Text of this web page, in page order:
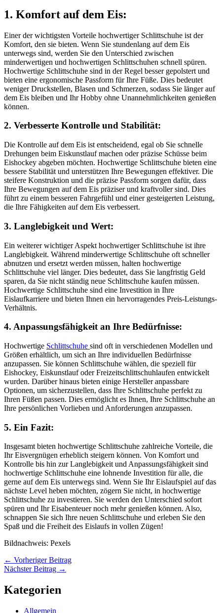
1. Komfort auf dem Eis:
Einer der wichtigsten Vorteile hochwertiger Schlittschuhe ist der
Komfort, den sie bieten. Wenn Sie stundenlang auf dem Eis
unterwegs sind, werden Sie den Unterschied zwischen
minderwertigen und hochwertigen Schlittschuhen schnell spüren.
Hochwertige Schlittschuhe sind in der Regel besser gepolstert und
bieten eine ergonomische Passform für Ihre Füße. Dies bedeutet
weniger Druckstellen, Blasen und Schmerzen, sodass Sie länger auf
dem Eis bleiben und Ihr Hobby ohne Unannehmlichkeiten genießen
können.
2. Verbesserte Kontrolle und Stabilität:
Die Kontrolle auf dem Eis ist entscheidend, egal ob Sie schnelle
Drehungen beim Eiskunstlauf machen oder präzise Schüsse beim
Eishockey abgeben möchten. Hochwertige Schlittschuhe bieten eine
bessere Stabilität und unterstützen Ihre Bewegungen effektiver. Die
steifere Konstruktion und die präzise Passform sorgen dafür, dass
Ihre Bewegungen auf dem Eis präziser und kraftvoller sind. Dies
führt zu einem besseren Fahrgefühl und einer gesteigerten Leistung,
die Ihre Fähigkeiten auf dem Eis verbessert.
3. Langlebigkeit und Wert:
Ein weiterer wichtiger Aspekt hochwertiger Schlittschuhe ist ihre
Langlebigkeit. Während minderwertige Schlittschuhe oft schneller
abnutzen und ersetzt werden müssen, halten hochwertige
Schlittschuhe viel länger. Dies bedeutet, dass Sie langfristig Geld
sparen, da Sie nicht ständig neue Schlittschuhe kaufen müssen.
Hochwertige Schlittschuhe sind eine Investition in Ihre
Eislaufkarriere und bieten Ihnen ein hervorragendes Preis-Leistungs-
Verhältnis.
4. Anpassungsfähigkeit an Ihre Bedürfnisse:
Hochwertige Schlittschuhe sind oft in verschiedenen Modellen und
Größen erhältlich, um sich an Ihre individuellen Bedürfnisse
anzupassen. Sie können Schlittschuhe wählen, die speziell für
Eishockey, Eiskunstlauf oder Freizeitschlittschuhlaufen entwickelt
wurden. Darüber hinaus bieten einige Hersteller anpassbare
Optionen, um sicherzustellen, dass Ihre Schlittschuhe perfekt zu
Ihren Füßen passen. Dies ermöglicht es Ihnen, Ihre Schlittschuhe an
Ihre persönlichen Vorlieben und Anforderungen anzupassen.
5. Ein Fazit:
Insgesamt bieten hochwertige Schlittschuhe zahlreiche Vorteile, die
Ihr Eisvergnügen erheblich steigern können. Von Komfort und
Kontrolle bis hin zur Langlebigkeit und Anpassungsfähigkeit sind
hochwertige Schlittschuhe eine lohnende Investition für alle, die
gerne auf dem Eis unterwegs sind. Wenn Sie Ihr Eislaufspiel auf das
nächste Level heben möchten, zögern Sie nicht, in hochwertige
Schlittschuhe zu investieren. Sie werden den Unterschied sofort
spüren und Ihr Eisabenteuer noch mehr genießen können. Also,
schnappen Sie sich Ihre neuen Schlittschuhe und erleben Sie den
Spaß und die Freiheit des Eislaufs in vollen Zügen!
Bildnachweis: Pexels
← Vorheriger Beitrag
Nächster Beitrag →
Kategorien
Allgemein